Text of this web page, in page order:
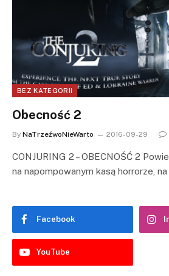
BEZ KATEGORII
Obecność 2
By NaTrzeźwoNieWarto 2016-09-29
CONJURING 2 – OBECNOŚĆ 2
na napompowanym kasą horrorze,
Facebook
YouTube